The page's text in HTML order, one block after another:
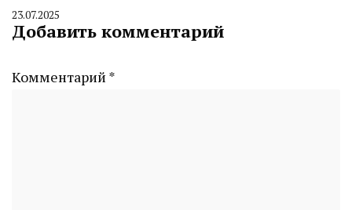
By
CHELINDUSTRY
23.07.2025
Добавить комментарий
Комментарий *